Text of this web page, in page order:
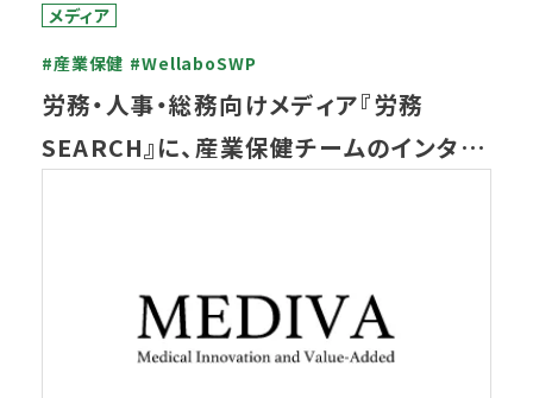
メディア
#産業保健 #WellaboSWP
労務・人事・総務向けメディア『労務
SEARCH』に、産業保健チームのインタビ